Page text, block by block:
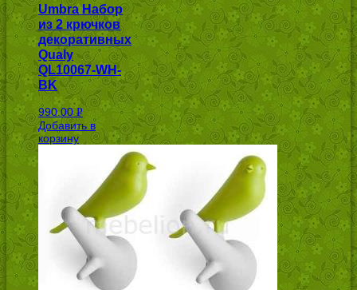
Umbra Набор
из 2 крючков
декоративных
Qualy
QL10067-WH-
BK
990.00Р
УБ.
Добавить в
корзину